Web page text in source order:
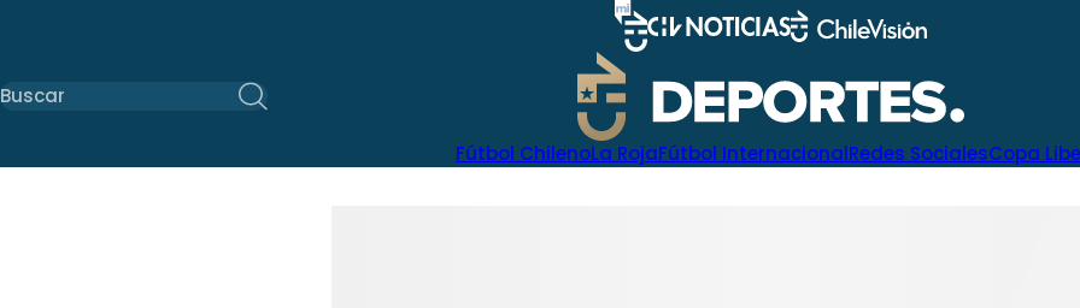
Fútbol ChilenoLa RojaFútbol InternacionalRedes SocialesCopa